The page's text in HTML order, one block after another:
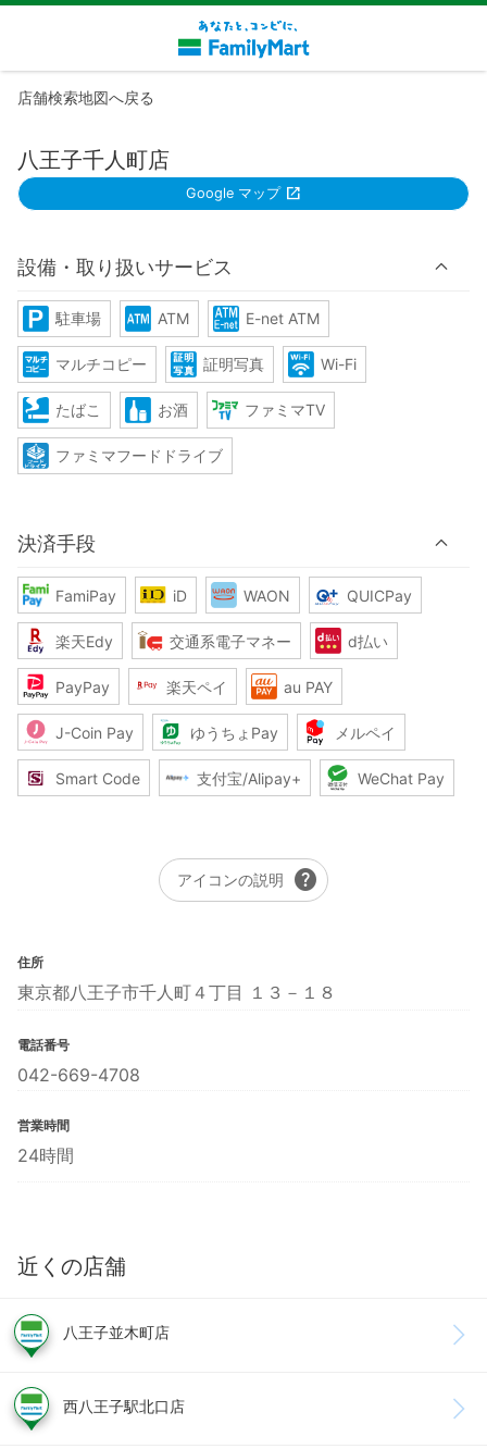
店舗検索地図へ戻る
八王子千人町店
Google マップ
設備・取り扱いサービス
駐車場 ATM E-net ATM
マルチコピー 証明写真 Wi-Fi
たばこ お酒 ファミマTV
ファミマフードドライブ
決済手段
FamiPay iD WAON QUICPay
楽天Edy 交通系電子マネー d払い
PayPay 楽天ペイ au PAY
J-Coin Pay ゆうちょPay メルペイ
Smart Code 支付宝/Alipay+ WeChat Pay
アイコンの説明 help
住所
東京都八王子市千人町４丁目 １３－１８
電話番号
042-669-4708
営業時間
24時間
近くの店舗
八王子並木町店
西八王子駅北口店